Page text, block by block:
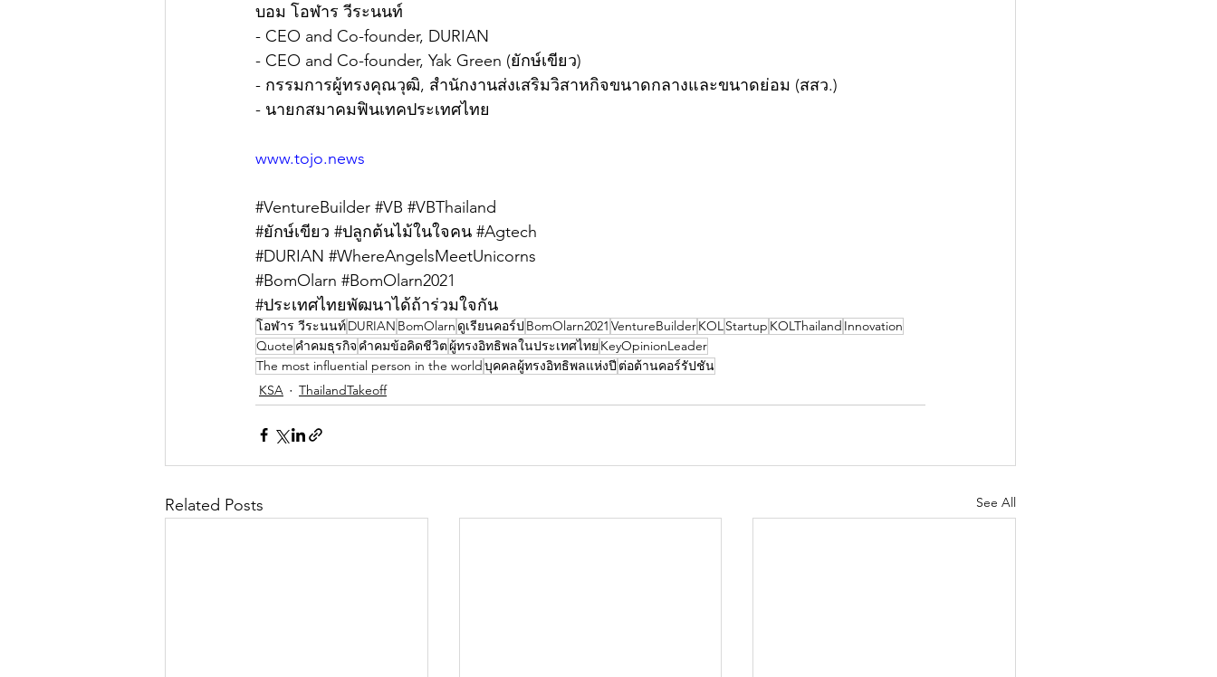
บอม โอฬาร วีระนนท์
- CEO and Co-founder, DURIAN
- CEO and Co-founder, Yak Green (ยักษ์เขียว)
- กรรมการผู้ทรงคุณวุฒิ, สำนักงานส่งเสริมวิสาหกิจขนาดกลางและขนาดย่อม (สสว.)
- นายกสมาคมฟินเทคประเทศไทย
www.tojo.news
#VentureBuilder #VB #VBThailand
#ยักษ์เขียว #ปลูกต้นไม้ในใจคน #Agtech
#DURIAN #WhereAngelsMeetUnicorns
#BomOlarn #BomOlarn2021
#ประเทศไทยพัฒนาได้ถ้าร่วมใจกัน
โอฬาร วีระนนท์DURIAN BomOlarn ดูเรียนคอร์ป BomOlarn2021 VentureBuilderKOLStartup KOLThailand Innovation
Quote คำคมธุรกิจ คำคมข้อคิดชีวิต ผู้ทรงอิทธิพลในประเทศไทย KeyOpinionLeader
The most influential person in the worldบุคคลผู้ทรงอิทธิพลแห่งปี ต่อต้านคอร์รัปชัน
KSA
ThailandTakeoff
Related Posts See All